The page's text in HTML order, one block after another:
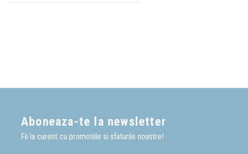
Aboneaza-te la newsletter
Fii la curent cu promotiile si sfaturile noastre!